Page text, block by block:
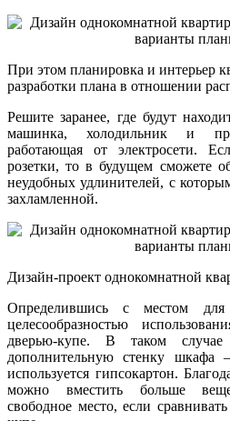
При этом планировка и интерьер
разработки плана в отношении
Решите заранее, где будут
машинка, холодильник и
работающая от электросети.
розетки, то в будущем сможете
неудобных удлинителей, с
захламленной.
Дизайн-проект однокомнатной
Определившись с местом
целесообразностью
дверью-купе. В таком случае
дополнительную стенку шкафа
используется гипсокартон.
можно вместить больше
свободное место, если